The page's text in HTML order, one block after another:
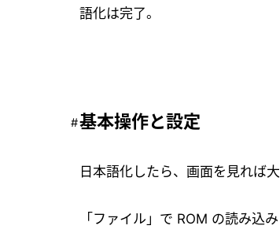
語化は完了。
基本操作と設定
日本語化したら、画面を見れば
「ファイル」で ROM の読み込